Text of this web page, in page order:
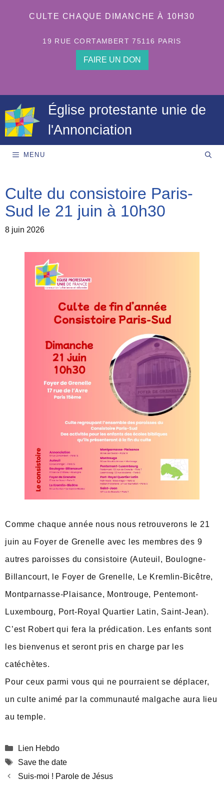
CULTE CHAQUE DIMANCHE À 10H30
19 RUE CORTAMBERT 75116 PARIS
FAIRE UN DON
Église protestante unie de
l'Annonciation
MENU
Culte du consistoire Paris-
Sud le 21 juin à 10h30
8 juin 2026
Comme chaque année nous nous retrouverons le 21
juin au Foyer de Grenelle avec les membres des 9
autres paroisses du consistoire (Auteuil, Boulogne-
Billancourt, le Foyer de Grenelle, Le Kremlin-Bicêtre,
Montparnasse-Plaisance, Montrouge, Pentemont-
Luxembourg, Port-Royal Quartier Latin, Saint-Jean).
C’est Robert qui fera la prédication. Les enfants sont
les bienvenus et seront pris en charge par les
catéchètes.
Pour ceux parmi vous qui ne pourraient se déplacer,
un culte animé par la communauté malgache aura lieu
au temple.
Catégories
Lien Hebdo
Étiquettes
Save the date
Suis-moi ! Parole de Jésus